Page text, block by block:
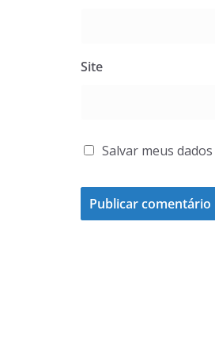
Site
Salvar meus